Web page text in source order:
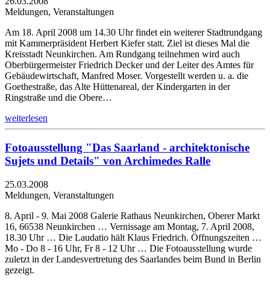
Meldungen, Veranstaltungen
Am 18. April 2008 um 14.30 Uhr findet ein weiterer Stadtrundgang
mit Kammerpräsident Herbert Kiefer statt. Ziel ist dieses Mal die
Kreisstadt Neunkirchen. Am Rundgang teilnehmen wird auch
Oberbürgermeister Friedrich Decker und der Leiter des Amtes für
Gebäudewirtschaft, Manfred Moser. Vorgestellt werden u. a. die
Goethestraße, das Alte Hüttenareal, der Kindergarten in der
Ringstraße und die Obere…
weiterlesen
Fotoausstellung "Das Saarland - architektonische
Sujets und Details" von Archimedes Ralle
25.03.2008
Meldungen, Veranstaltungen
8. April - 9. Mai 2008 Galerie Rathaus Neunkirchen, Oberer Markt
16, 66538 Neunkirchen … Vernissage am Montag, 7. April 2008,
18.30 Uhr … Die Laudatio hält Klaus Friedrich. Öffnungszeiten …
Mo - Do 8 - 16 Uhr, Fr 8 - 12 Uhr … Die Fotoausstellung wurde
zuletzt in der Landesvertretung des Saarlandes beim Bund in Berlin
gezeigt.